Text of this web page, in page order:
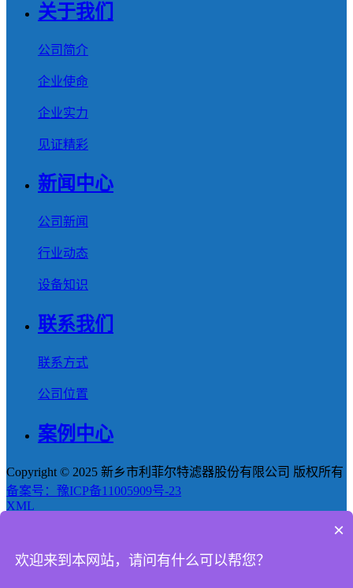
关于我们
公司简介
企业使命
企业实力
见证精彩
新闻中心
公司新闻
行业动态
设备知识
联系我们
联系方式
公司位置
案例中心
Copyright © 2025 新乡市利菲尔特滤器股份有限公司 版权所有
备案号：豫ICP备11005909号-23
XML
产品
×
欢迎来到本网站，请问有什么可以帮您？